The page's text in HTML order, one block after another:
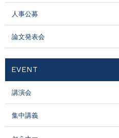
人事公募
論文発表会
EVENT
講演会
集中講義